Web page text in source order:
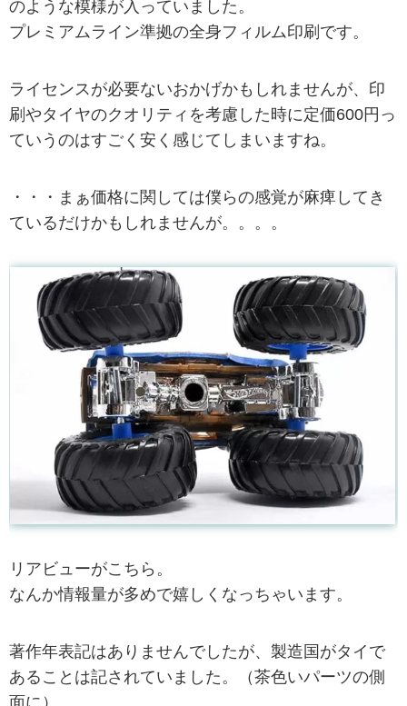
のような模様が入っていました。
プレミアムライン準拠の全身フィルム印刷です。
ライセンスが必要ないおかげかもしれませんが、印
刷やタイヤのクオリティを考慮した時に定価600円っ
ていうのはすごく安く感じてしまいますね。
・・・まぁ価格に関しては僕らの感覚が麻痺してき
ているだけかもしれませんが。。。。
リアビューがこちら。
なんか情報量が多めで嬉しくなっちゃいます。
著作年表記はありませんでしたが、製造国がタイで
あることは記されていました。（茶色いパーツの側